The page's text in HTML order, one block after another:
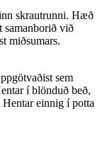
skrautrunni. Hæð
samanborið við
miðsumars.
sem
í blönduð beð,
einnig í potta